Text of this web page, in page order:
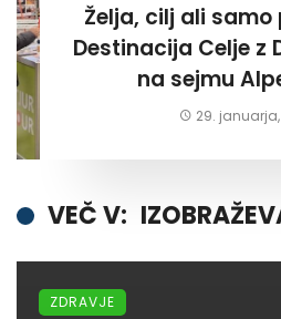
Želja, cilj ali
Destinacija Celje z
na sejmu
29.
VEČ V:
ZDRAVJE